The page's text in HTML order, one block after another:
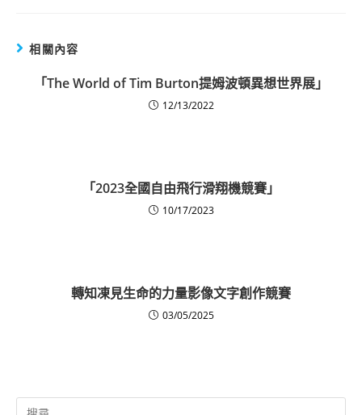
相關內容
「The World of Tim Burton提姆波頓異想世界展」
12/13/2022
「2023全國自由飛行滑翔機競賽」
10/17/2023
轉知凍見生命的力量影像文字創作競賽
03/05/2025
Search